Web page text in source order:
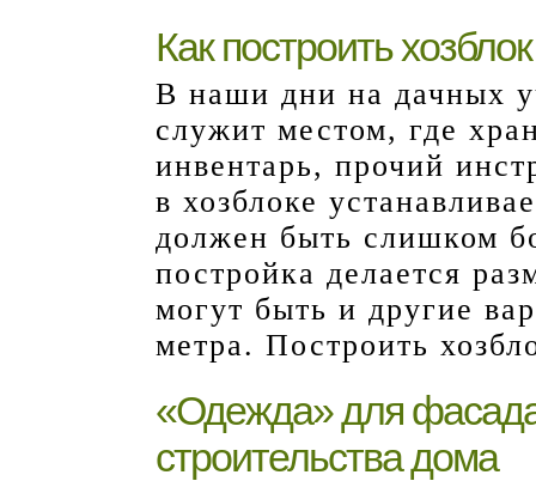
Как построить хозблок
В наши дни на дачных
служит местом, где
инвентарь, прочий
в хозблоке
должен быть слишком
постройка делается
могут быть и другие
метра. Построить
«Одежда» для
строительства дома